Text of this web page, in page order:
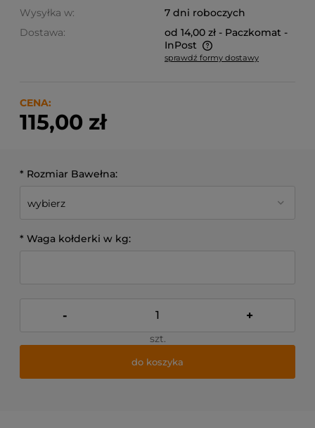
Wysyłka w:
7 dni roboczych
Dostawa:
od 14,00 zł - Paczkomat -
InPost
Cena nie zawiera ewentualnych kosztów płatności
sprawdź formy dostawy
CENA:
115,00 zł
* Rozmiar Bawełna:
* Waga kołderki w kg:
- +
szt.
do koszyka